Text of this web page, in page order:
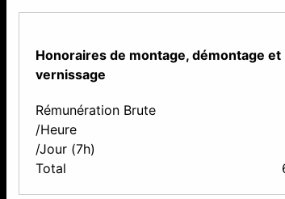
Honoraires de montage, démontage et
vernissage
Rémunération Brute
/Heure
/Jour (7h)
Total